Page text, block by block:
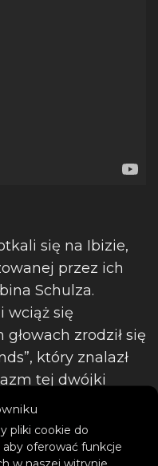
pliki cookie do
aby oferować funkcje
w naszej witrynie.
się na Ibizie,
przez ich
Schulza.
wciąż się
głowach zrodził się
który znalazł
tej dwójki
„Past Life”.